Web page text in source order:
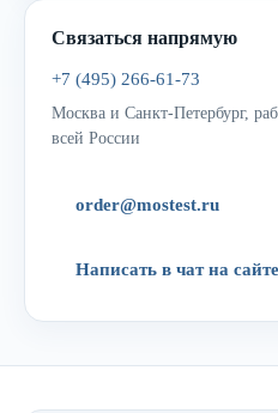
Связаться напрямую
+7 (495) 266-61-73
Москва и Санкт-Петербург,
всей России
order@mostest.ru
Написать в чат на сайте